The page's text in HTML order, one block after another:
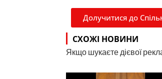
Долучитися до
СХОЖІ НОВИНИ
Якщо шукаєте дієвої